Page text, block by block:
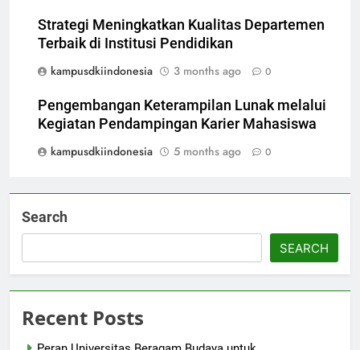
Strategi Meningkatkan Kualitas Departemen
Terbaik di Institusi Pendidikan
kampusdkiindonesia
3 months ago 0
Pengembangan Keterampilan Lunak melalui
Kegiatan Pendampingan Karier Mahasiswa
kampusdkiindonesia
5 months ago 0
Search
SEARCH
Recent Posts